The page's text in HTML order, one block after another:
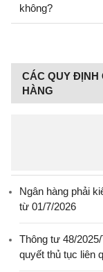
không?
CÁC QUY ĐỊNH
HÀNG
Ngân hàng phải
từ 01/7/2026
Thông tư 48/
quyết thủ tục liên